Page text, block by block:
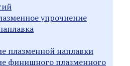
упрочнение
плазменной наплавки
финишного плазменного